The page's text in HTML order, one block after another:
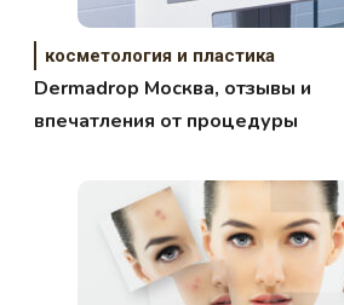
косметология и пластика
Dermadrop Москва, отзывы и
впечатления от процедуры